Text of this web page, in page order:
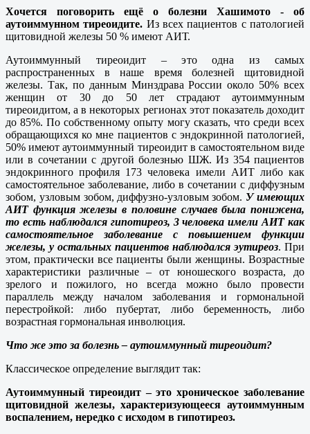
Хочется поговорить ещё о болезни Хашимото - об
аутоиммунном тиреоидите. Из всех пациентов с патологией
щитовидной железы 50 % имеют АИТ.
Аутоиммунный тиреоидит – это одна из самых
распространенных в наше время болезней щитовидной
железы. Так, по данным Минздрава России около 50% всех
женщин от 30 до 50 лет страдают аутоиммунным
тиреоидитом, а в некоторых регионах этот показатель доходит
до 85%. По собственному опыту могу сказать, что среди всех
обращающихся ко мне пациентов с эндокринной патологией,
50% имеют аутоиммунный тиреоидит в самостоятельном виде
или в сочетании с другой болезнью ШЖ. Из 354 пациентов
эндокринного профиля 173 человека имели АИТ либо как
самостоятельное заболевание, либо в сочетании с диффузным
зобом, узловым зобом, диффузно-узловым зобом. У имеющих
АИТ функция железы в половине случаев была понижена,
то есть наблюдался гипотиреоз, 3 человека имели АИТ как
самостоятельное заболевание с повышением функции
железы, у остальных пациентов наблюдался эутиреоз. При
этом, практически все пациенты были женщины. Возрастные
характеристики различные – от юношеского возраста, до
зрелого и пожилого, но всегда можно было провести
параллель между началом заболевания и гормональной
перестройкой: либо пубертат, либо беременность, либо
возрастная гормональная инволюция.
Что же это за болезнь – аутоиммунный тиреоидит?
Классическое определение выглядит так:
Аутоиммунный тиреоидит – это хроническое заболевание
щитовидной железы, характеризующееся аутоиммунным
воспалением, нередко с исходом в гипотиреоз.